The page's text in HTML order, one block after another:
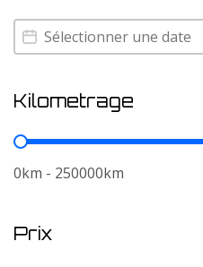
Annee
Annee
Kilometrage
Kilometrage
0km - 250000km
Prix